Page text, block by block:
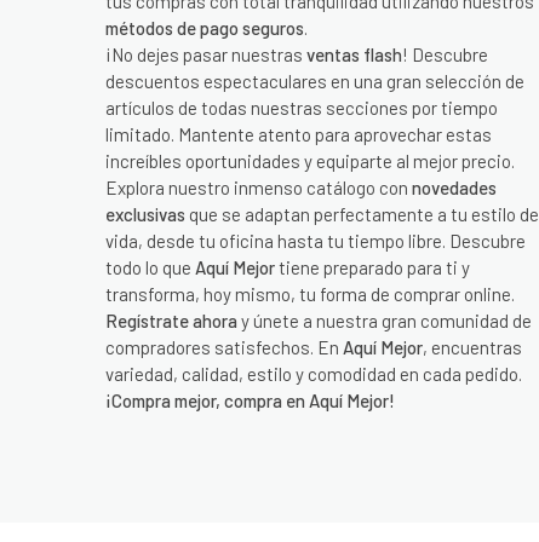
métodos de pago seguros.
¡No dejes pasar nuestras ventas flash! Descubre
descuentos espectaculares en una gran selección de
artículos de todas nuestras secciones por tiempo
limitado. Mantente atento para aprovechar estas
increíbles oportunidades y equiparte al mejor precio.
Explora nuestro inmenso catálogo con novedades
exclusivas que se adaptan perfectamente a tu estilo de
vida, desde tu oficina hasta tu tiempo libre. Descubre
todo lo que Aquí Mejortiene preparado para ti y
transforma, hoy mismo, tu forma de comprar online.
Regístrate ahora y únete a nuestra gran comunidad de
compradores satisfechos. En Aquí Mejor, encuentras
variedad, calidad, estilo y comodidad en cada pedido.
¡Compra mejor, compra en Aquí Mejor!